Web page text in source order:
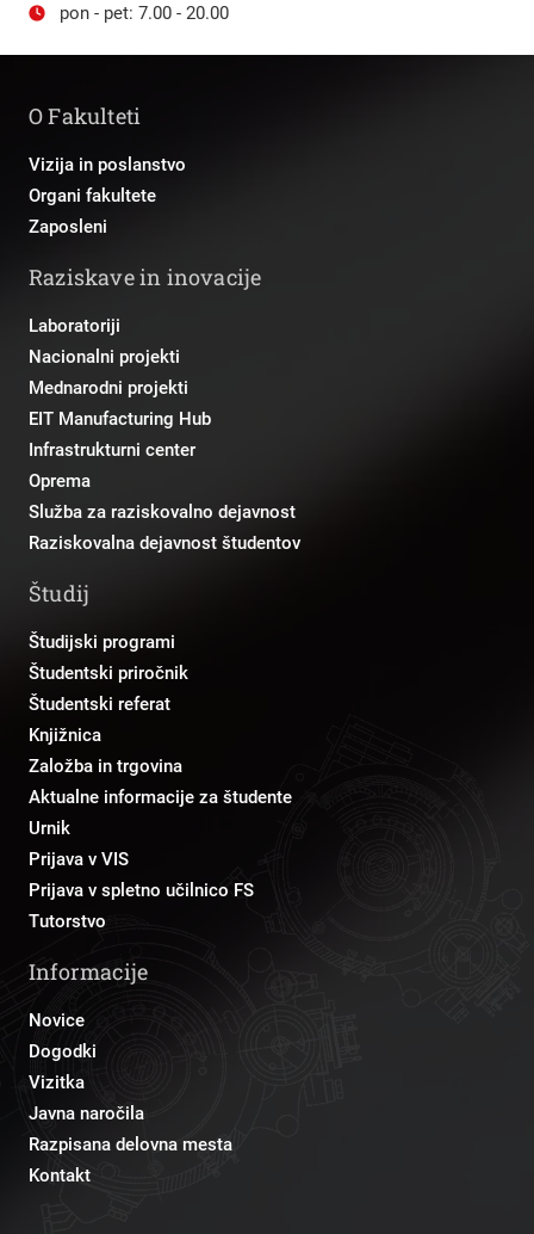
pon - pet: 7.00 - 20.00
O Fakulteti
Vizija in poslanstvo
Organi fakultete
Zaposleni
Raziskave in inovacije
Laboratoriji
Nacionalni projekti
Mednarodni projekti
EIT Manufacturing Hub
Infrastrukturni center
Oprema
Služba za raziskovalno dejavnost
Raziskovalna dejavnost študentov
Študij
Študijski programi
Študentski priročnik
Študentski referat
Knjižnica
Založba in trgovina
Aktualne informacije za študente
Urnik
Prijava v VIS
Prijava v spletno učilnico FS
Tutorstvo
Informacije
Novice
Dogodki
Vizitka
Javna naročila
Razpisana delovna mesta
Kontakt